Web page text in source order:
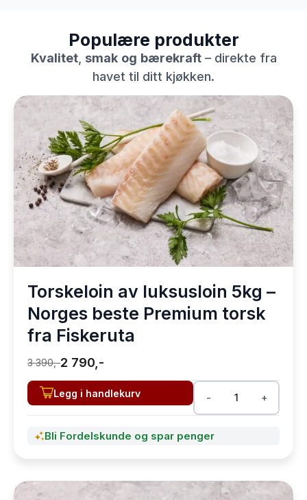
Populære produkter
Kvalitet, smak og bærekraft– direkte fra
havet til ditt kjøkken.
Torskeloin av luksusloin 5kg –
Norges beste Premium torsk
fra Fiskeruta
3 390,-2 790,-
- +
Legg i handlekurv
Bli Fordelskunde og spar penger